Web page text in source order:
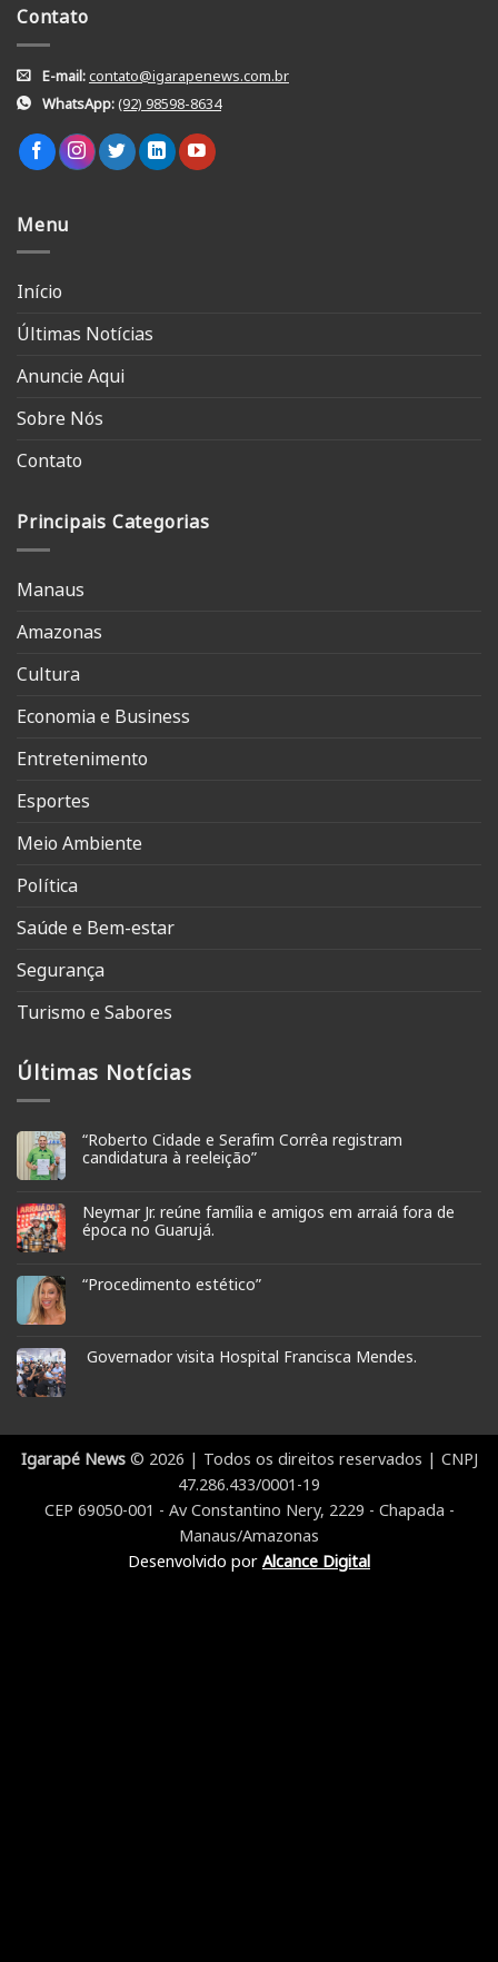
Contato
E-mail:contato@igarapenews.com.br
WhatsApp:(92) 98598-8634
Menu
Início
Últimas Notícias
Anuncie Aqui
Sobre Nós
Contato
Principais Categorias
Manaus
Amazonas
Cultura
Economia e Business
Entretenimento
Esportes
Meio Ambiente
Política
Saúde e Bem-estar
Segurança
Turismo e Sabores
Últimas Notícias
“Roberto Cidade e Serafim Corrêa registram
candidatura à reeleição”
Neymar Jr. reúne família e amigos em arraiá fora de
época no Guarujá.
“Procedimento estético”
Governador visita Hospital Francisca Mendes.
Igarapé News© 2026 | Todos os direitos reservados | CNPJ
47.286.433/0001-19
CEP 69050-001 - Av Constantino Nery, 2229 - Chapada -
Manaus/Amazonas
Desenvolvido por Alcance Digital